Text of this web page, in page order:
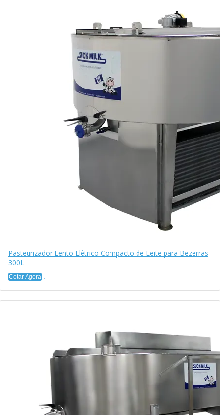
Pasteurizador Lento Elétrico Compacto de Leite para Bezerras
300L
Cotar Agora